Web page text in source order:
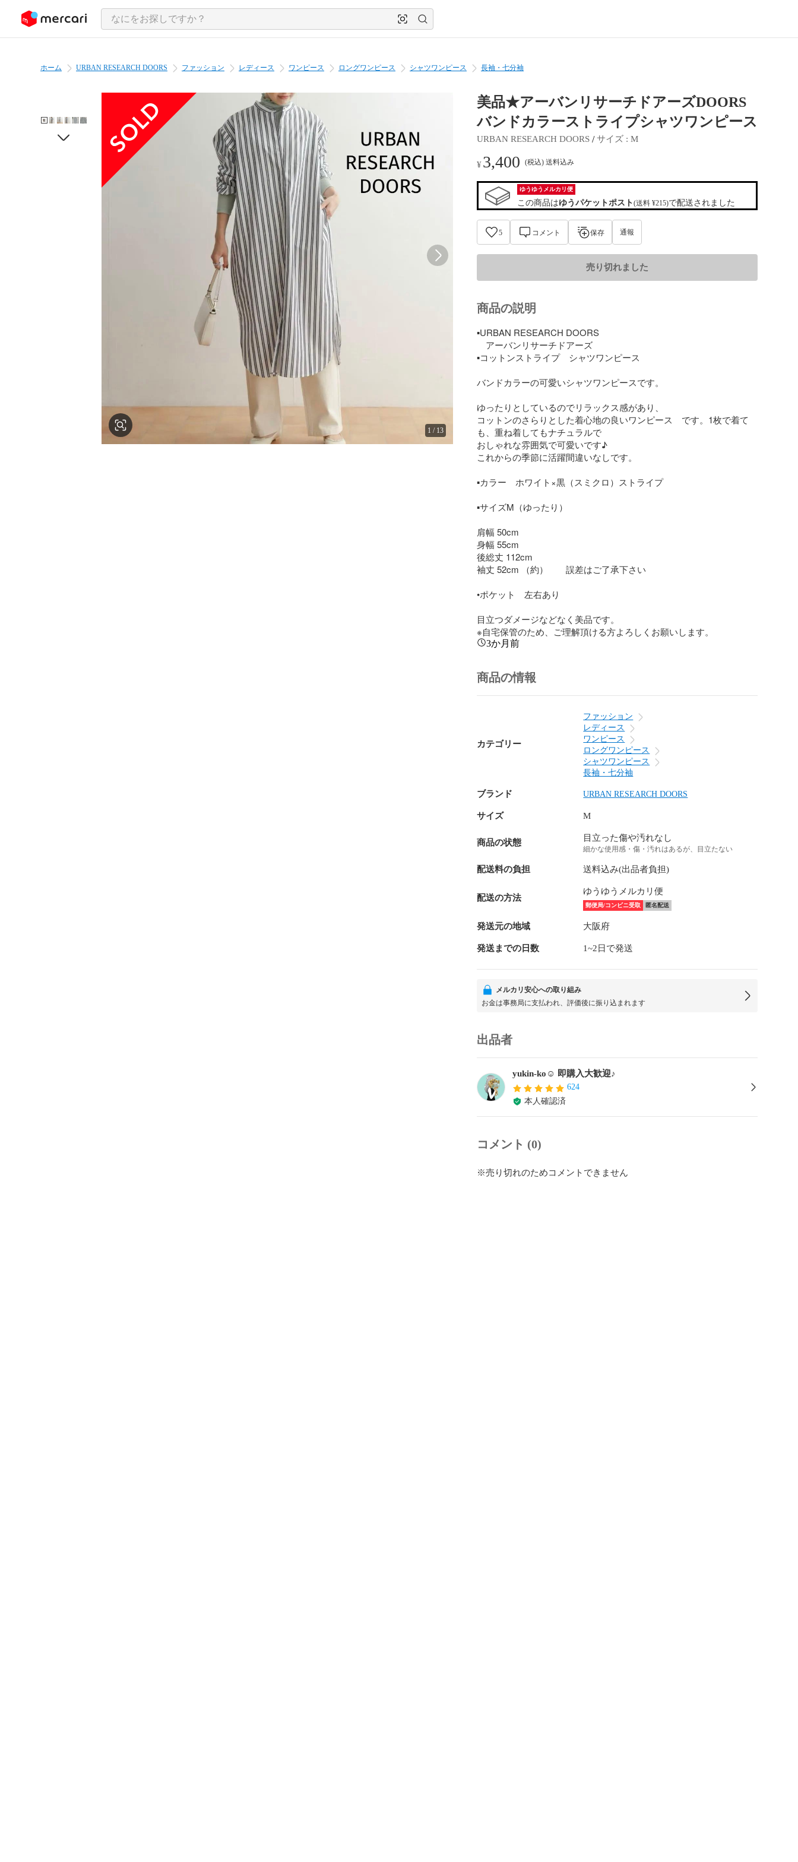
ツにスキップ
ホーム URBAN RESEARCH DOORS ファッション レディース ワンピース ロングワンピース シャツワンピース 長袖・七分袖
1 / 13
美品★アーバンリサーチドアーズDOORS
バンドカラーストライプシャツワンピース
URBAN RESEARCH DOORS / サイズ : M
¥ 3,400 (税込) 送料込み
ゆうゆうメルカリ便
この商品はゆうパケットポスト(送料 ¥215)で配送されました
5 コメント 保存 通報
売り切れました
商品の説明
▪️URBAN RESEARCH DOORS
アーバンリサーチドアーズ
▪️コットンストライプ　シャツワンピース
バンドカラーの可愛いシャツワンピースです。
ゆったりとしているのでリラックス感があり、
コットンのさらりとした着心地の良いワンピース　です。1枚で着て
も、重ね着してもナチュラルで
おしゃれな雰囲気で可愛いです♪
これからの季節に活躍間違いなしです。
▪️カラー　ホワイト×黒（スミクロ）ストライプ
▪️サイズM（ゆったり）
肩幅 50cm
身幅 55cm
後総丈 112cm
袖丈 52cm （約）　　誤差はご了承下さい
•ポケット　左右あり
目立つダメージなどなく美品です。
※自宅保管のため、ご理解頂ける方よろしくお願いします。
3か月前
商品の情報
カテゴリー
ファッション
レディース
ワンピース
ロングワンピース
シャツワンピース
長袖・七分袖
ブランド URBAN RESEARCH DOORS
サイズ M
商品の状態 目立った傷や汚れなし
細かな使用感・傷・汚れはあるが、目立たない
配送料の負担 送料込み(出品者負担)
配送の方法
ゆうゆうメルカリ便
郵便局/コンビニ受取 匿名配送
発送元の地域 大阪府
発送までの日数 1~2日で発送
メルカリ安心への取り組み
お金は事務局に支払われ、評価後に振り込まれます
出品者
yukin-ko☺︎ 即購入大歓迎♪
624
本人確認済
コメント (0)
※売り切れのためコメントできません